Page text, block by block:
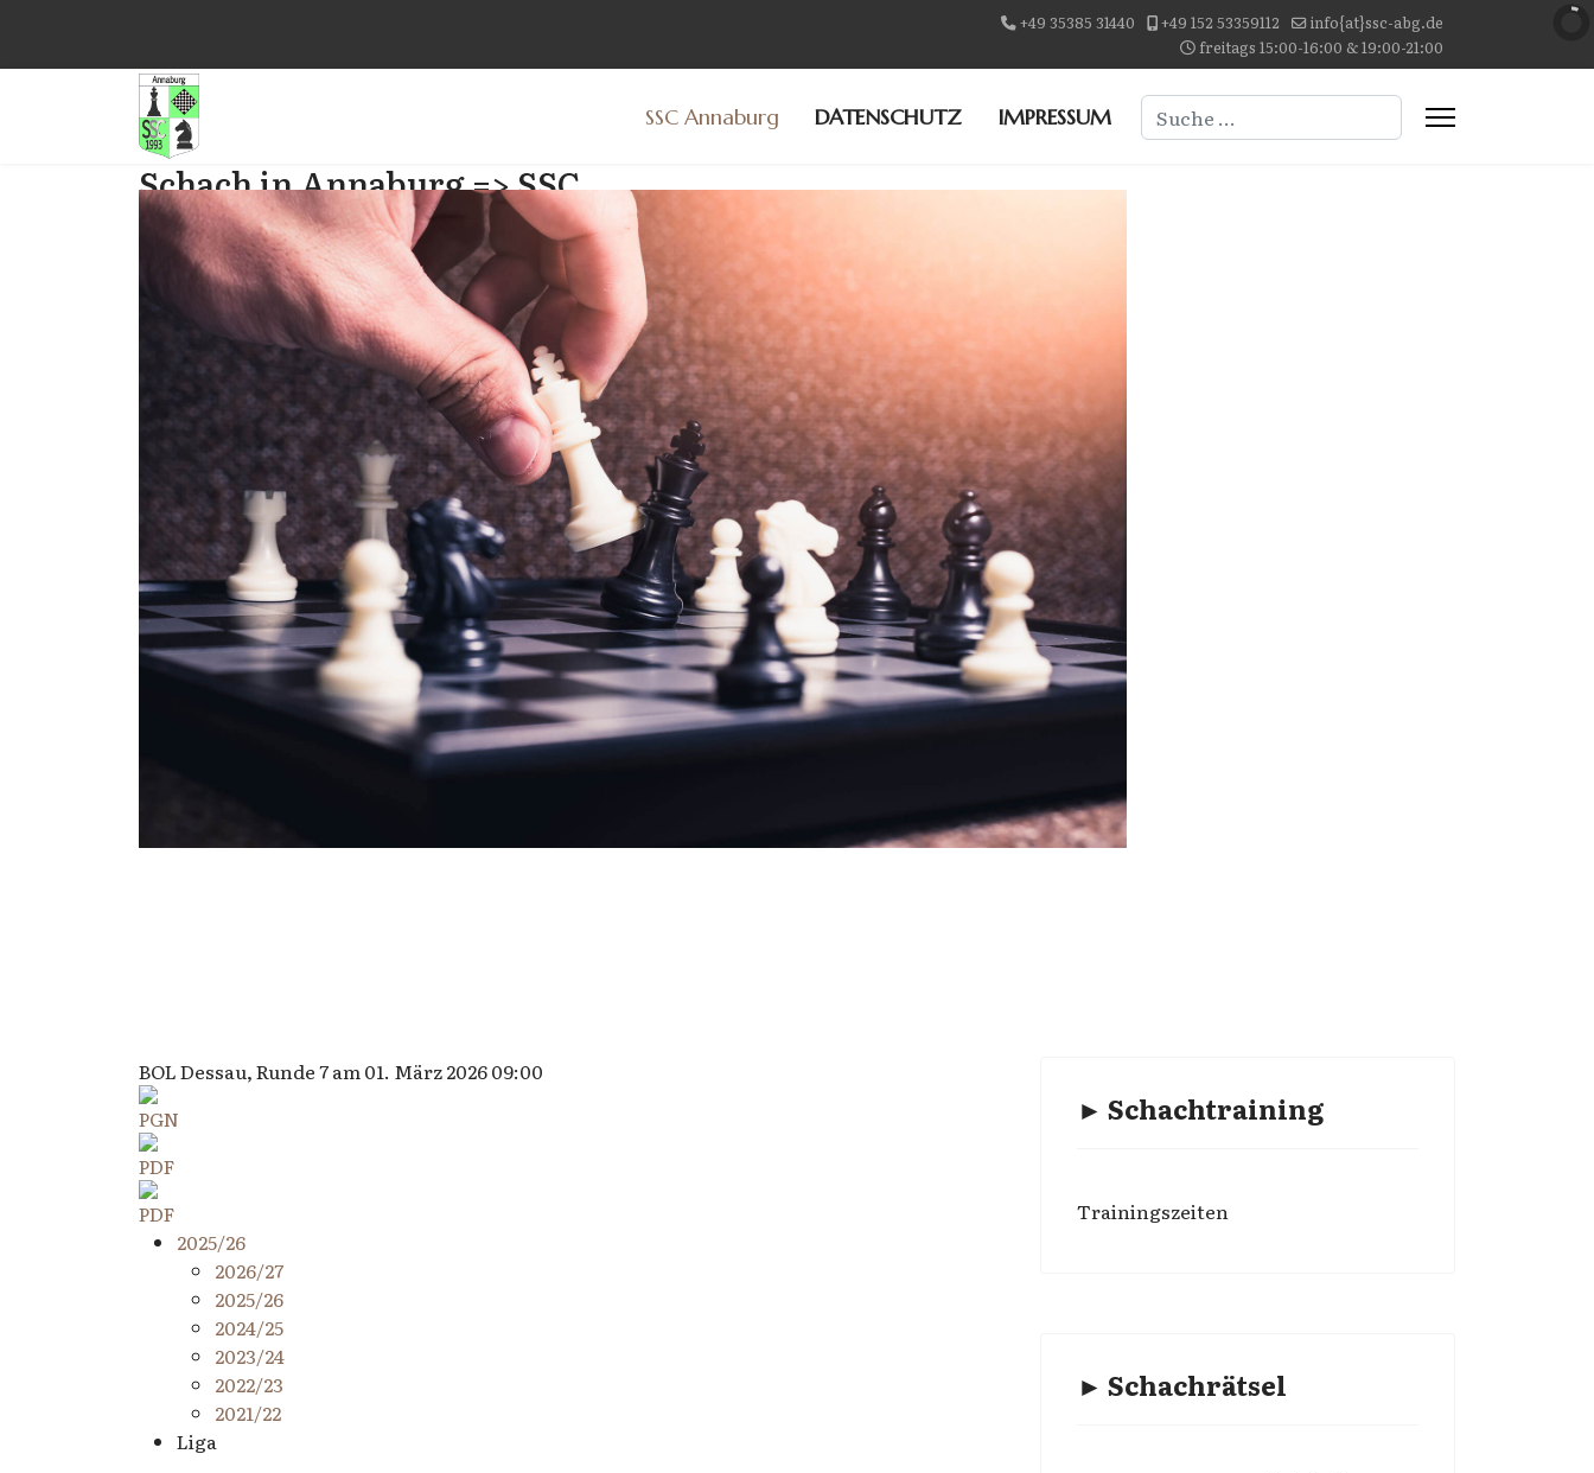
+49 35385 31440 +49 152 53359112
info{at}ssc-abg.de
freitags 15:00-16:00 & 19:00-21:00
SSC Annaburg DATENSCHUTZ IMPRESSUM Suchen
Schach in Annaburg => SSC
BOL Dessau, Runde 7 am 01. März 2026 09:00
2025/26
2026/27
2025/26
2024/25
2023/24
2022/23
2021/22
Liga
► Schachtraining
Trainingszeiten
► Schachrätsel